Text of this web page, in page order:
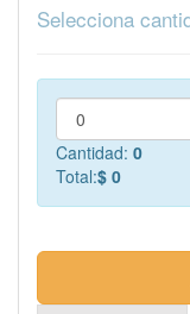
Selecciona
Cantidad: 0
Total:$ 0